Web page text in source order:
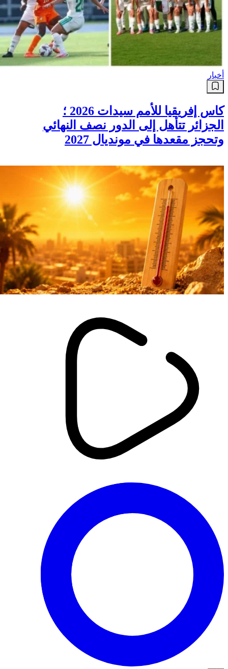
أخبار
كاس إفريقيا للأمم سيدات 2026 ؛
الجزائر تتأهل إلى الدور نصف النهائي
وتحجز مقعدها في مونديال 2027